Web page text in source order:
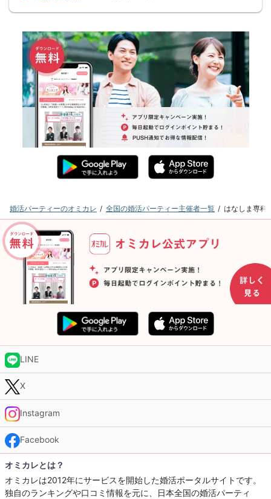
婚活パーティーのオミカレ 全国の婚活パーティー主催者一覧 はなしま専科
LINE
X
Instagram
Facebook
オミカレとは？
オミカレは2012年にサービスを開始した婚活ポータルサイトです。
独自のランキングや口コミ情報を元に、日本全国の婚活パーティ